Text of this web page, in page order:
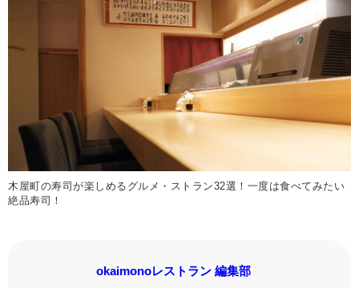
木屋町の寿司が楽しめるグルメ・ストラン32選！一度は食べてみたい
絶品寿司！
okaimonoレストラン 編集部